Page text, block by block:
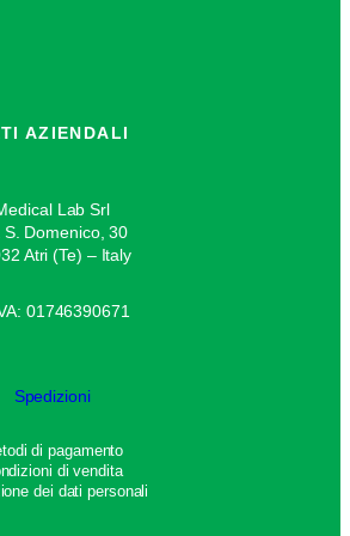
AZIENDALI
Lab Srl
S. Domenico, 30
Atri (Te) – Italy
01746390671
Spedizioni
di pagamento
di vendita
dei dati personali